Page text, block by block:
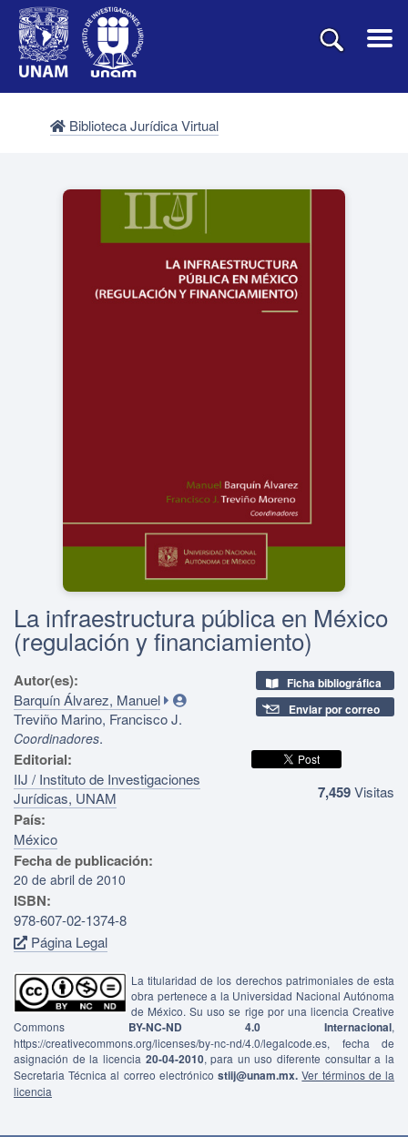
Biblioteca Jurídica Virtual
La infraestructura pública en México
(regulación y financiamiento)
Autor(es):
Barquín Álvarez, Manuel
Treviño Marino, Francisco J.
Coordinadores.
Editorial:
IIJ / Instituto de Investigaciones
Jurídicas, UNAM
País:
México
Fecha de publicación:
20 de abril de 2010
ISBN:
978-607-02-1374-8
Página Legal
Ficha bibliográfica
Enviar por correo
7,459Visitas
La titularidad de los derechos patrimoniales de esta
obra pertenece a la Universidad Nacional Autónoma
de México. Su uso se rige por una licencia Creative
Commons BY-NC-ND 4.0 Internacional,
https://creativecommons.org/licenses/by-nc-nd/4.0/legalcode.es, fecha de
asignación de la licencia 20-04-2010, para un uso diferente consultar a la
Secretaria Técnica al correo electrónicostiij@unam.mx. Ver términos de la
licencia